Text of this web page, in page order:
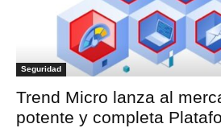
Seguridad
Trend Micro lanza al
potente y completa